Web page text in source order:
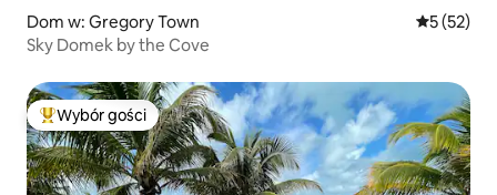
Dom w: Gregory Town Średnia
5 (52)
Sky Domek by the Cove
Najpopularniejsze z kategorii Wybór gości
Wybór gości